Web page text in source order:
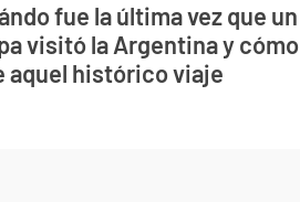
fue la última vez que un
visitó la Argentina y cómo
aquel histórico viaje